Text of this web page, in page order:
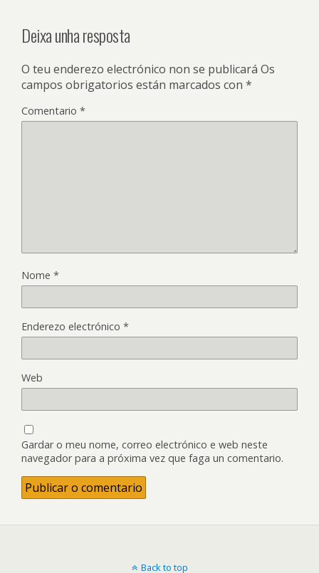
Deixa unha resposta
O teu enderezo electrónico non se publicará Os
campos obrigatorios están marcados con *
Comentario *
Nome *
Enderezo electrónico *
Web
Gardar o meu nome, correo electrónico e web neste
navegador para a próxima vez que faga un comentario.
Back to top